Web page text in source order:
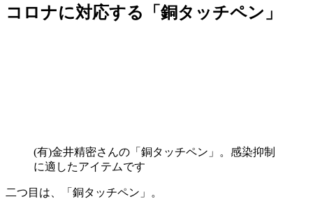
コロナに対応する「銅タッチペン」
(有)金井精密さんの「銅タッチペン」。感染抑制
に適したアイテムです
二つ目は、「銅タッチペン」。